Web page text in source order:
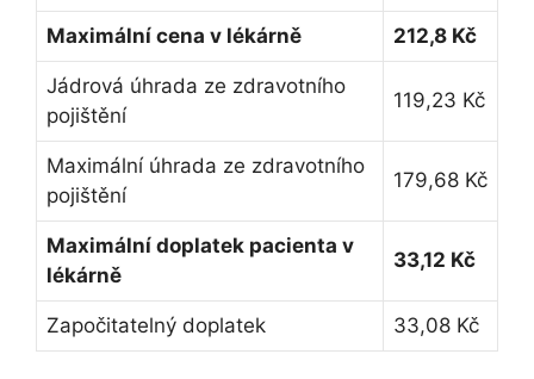
Maximální cena v lékárně 212,8 Kč
Jádrová úhrada ze zdravotního
pojištění
119,23 Kč
Maximální úhrada ze zdravotního
pojištění
179,68 Kč
Maximální doplatek pacienta v
lékárně
33,12 Kč
Započitatelný doplatek 33,08 Kč